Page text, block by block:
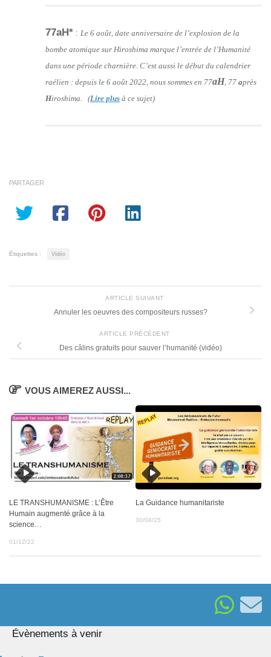
77aH* : Le 6 août, date anniversaire de l’explosion de la
bombe atomique sur Hiroshima marque l’entrée de l’Humanité
dans une période charnière. C’est aussi le début du calendrier
raélien : depuis le 6 août 2022, nous sommes en 77aH, 77 après
Hiroshima. (Lire plus à ce sujet)
PARTAGER
Étiquettes : Vidéo
ARTICLE SUIVANT
Annuler les oeuvres des compositeurs russes?
ARTICLE PRÉCÉDENT
Des câlins gratuits pour sauver l’humanité (vidéo)
VOUS AIMEREZ AUSSI...
LE TRANSHUMANISME : L’Être
Humain augmenté grâce à la
science…
01/12/22
La Guidance humanitariste
30/04/25
Évènements à venir